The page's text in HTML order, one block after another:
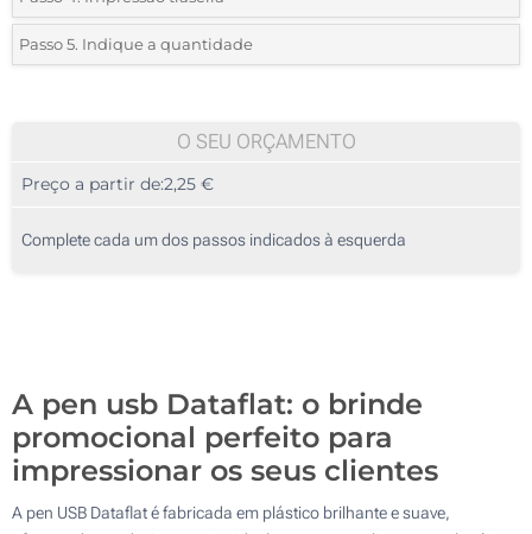
4 GB
32 GB
64 GB
logotipo:
Serigrafia a 1 Cor
Serigrafia a 3 Cores
Serigrafia a 4 Cores
*Selecione a técnica de personalização e o número de cores do seu
logotipo:
Passo 5. Indique a quantidade
200
500
O SEU ORÇAMENTO
Preço a partir de:2,25 €
Complete cada um dos passos indicados à esquerda
A pen usb Dataflat: o brinde
promocional perfeito para
impressionar os seus clientes
A pen USB Dataflat é fabricada em plástico brilhante e suave,